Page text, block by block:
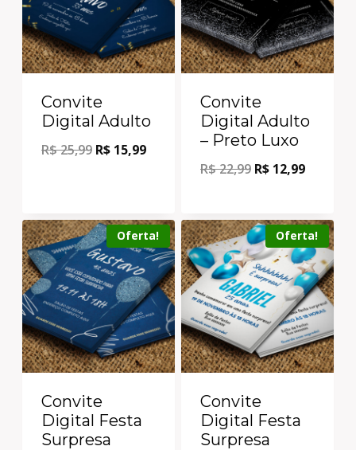
Convite
Digital Adulto
R$25,99 R$ 15,99
Convite
Digital Adulto
– Preto Luxo
R$22,99 R$ 12,99
Oferta!
Convite
Digital Festa
Surpresa
Oferta!
Convite
Digital Festa
Surpresa